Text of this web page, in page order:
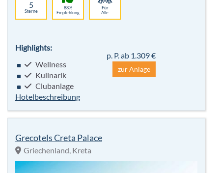
5
Sterne
88%
Empfehlung
Für
Alle
Highlights:
Wellness
Kulinarik
Clubanlage
Hotelbeschreibung
p. P. ab 1.309 €
zur Anlage
Grecotels Creta Palace
Griechenland, Kreta